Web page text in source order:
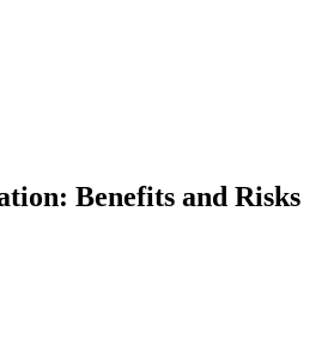
Benefits and Risks